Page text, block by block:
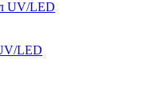
LED